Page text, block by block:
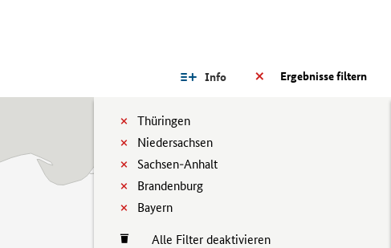
Ergebnisse filtern
Info
Thüringen
Niedersachsen
Sachsen-Anhalt
Brandenburg
Bayern
Alle Filter deaktivieren